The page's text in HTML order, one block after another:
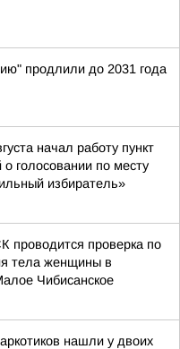
продлили до 2031 года
начал работу пункт
голосовании по месту
избиратель»
проводится проверка по
тела женщины в
Чибисанское
нашли у двоих